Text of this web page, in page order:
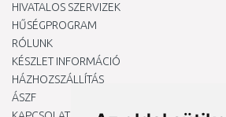
HIVATALOS SZERVIZEK
HŰSÉGPROGRAM
RÓLUNK
KÉSZLET INFORMÁCIÓ
HÁZHOZSZÁLLÍTÁS
ÁSZF